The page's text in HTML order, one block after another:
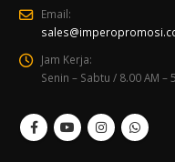
Email:
Jam Kerja:
Senin – Sabtu / 8.00 AM –